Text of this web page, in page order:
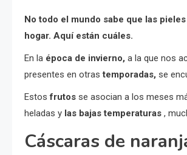
No todo el mundo sabe que las
hogar. Aquí están cuáles.
En la época de invierno, a la que nos
presentes en otrastemporadas, se
Estosfrutos se asocian a los meses
heladas y las bajas temperaturas ,
Cáscaras de